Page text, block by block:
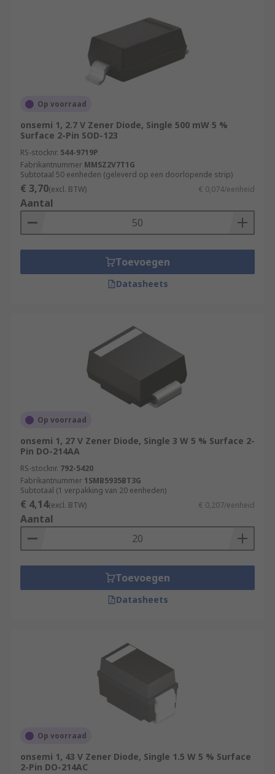
Op voorraad
onsemi 1, 2.7 V Zener Diode, Single 500 mW 5 %
Surface 2-Pin SOD-123
RS-stocknr. 544-9719P
Fabrikantnummer MMSZ2V7T1G
Subtotaal 50 eenheden (geleverd op een doorlopende strip)
€ 3,70(excl. BTW) € 0,074/eenheid
Aantal
Toevoegen
Datasheets
Op voorraad
onsemi 1, 27 V Zener Diode, Single 3 W 5 % Surface 2-
Pin DO-214AA
RS-stocknr. 792-5420
Fabrikantnummer 1SMB5935BT3G
Subtotaal (1 verpakking van 20 eenheden)
€ 4,14(excl. BTW) € 0,207/eenheid
Aantal
Toevoegen
Datasheets
Op voorraad
onsemi 1, 43 V Zener Diode, Single 1.5 W 5 % Surface
2-Pin DO-214AC